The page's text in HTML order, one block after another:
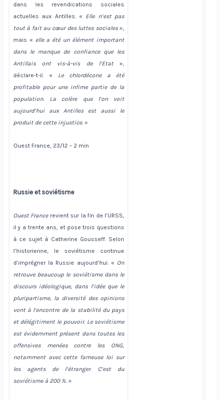
dans les revendications sociales
actuelles aux Antilles. « Elle n’est pas
tout à fait au cœur des luttes sociales»,
mais « elle a été un élément important
dans le manque de confiance que les
Antillais ont vis-à-vis de l’Etat»,
déclare-t-il. « Le chlordécone a été
profitable pour une infime partie de la
population. La colère que l’on voit
aujourd’hui aux Antilles est aussi le
produit de cette injustice.»
Ouest France, 23/12 – 2 min
Russie et soviétisme
Ouest Francerevient sur la fin de l’URSS,
il y a trente ans, et pose trois questions
à ce sujet à Catherine Gousseff. Selon
l’historienne, le soviétisme continue
d’imprégner la Russie aujourd’hui. « On
retrouve beaucoup le soviétisme dans le
discours idéologique, dans l’idée que le
pluripartisme, la diversité des opinions
vont à l’encontre de la stabilité du pays
et délégitiment le pouvoir. Le soviétisme
est évidemment présent dans toutes les
offensives menées contre les ONG,
notamment avec cette fameuse loi sur
les agents de l’étranger. C’est du
soviétisme à 200 %.»